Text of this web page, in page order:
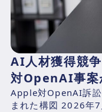
AI人材獲得競
対OpenAI事案
Apple対OpenAI訴
まれた構図 2026年